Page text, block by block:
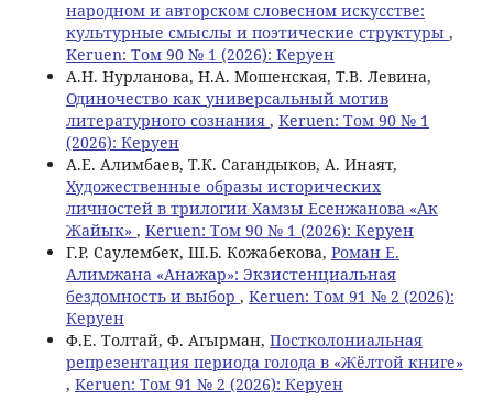
народном и авторском словесном искусстве:
культурные смыслы и поэтические структуры ,
Keruen: Том 90 № 1 (2026): Керуен
А.Н. Нурланова, Н.А. Мошенская, Т.В. Левина,
Одиночество как универсальный мотив
литературного сознания , Keruen: Том 90 № 1
(2026): Керуен
А.Е. Алимбаев, Т.К. Сагандыков, А. Инаят,
Художественные образы исторических
личностей в трилогии Хамзы Есенжанова «Ак
Жайык» , Keruen: Том 90 № 1 (2026): Керуен
Г.Р. Саулембек, Ш.Б. Кожабекова, Роман Е.
Алимжана «Анажар»: Экзистенциальная
бездомность и выбор , Keruen: Том 91 № 2 (2026):
Керуен
Ф.E. Толтай, Ф. Агырман, Постколониальная
репрезентация периода голода в «Жёлтой книге»
, Keruen: Том 91 № 2 (2026): Керуен